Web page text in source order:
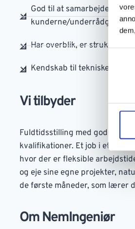
God til at samarbejde
kunderne/underrådgivere
Har overblik, er
Kendskab til tekniske
Vi tilbyder
Fuldtidsstilling med gode
kvalifikationer. Et job i et
hvor der er fleksible
og eje sine egne projekter,
de første måneder, som lærer
Om NemIngeniør